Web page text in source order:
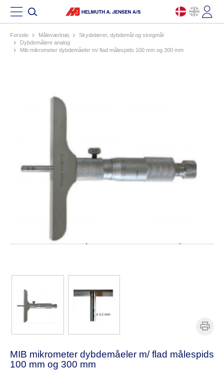
Forside måleværktøj
skydelærer, dybdemål og stregmål
dybdemålere analog
mib mikrometer dybdemåeler m/ flad målespids 100 mm og 300 mm
MIB mikrometer dybdemåeler m/ flad målespids
100 mm og 300 mm